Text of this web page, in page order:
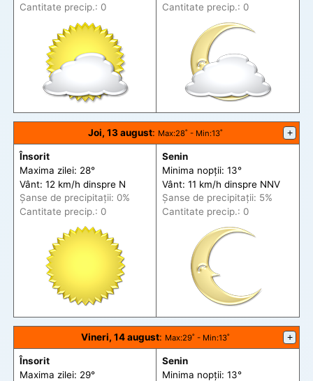
Cantitate precip.: 0
Cantitate precip.: 0
Joi, 13 august: Max:28˚ - Min:13˚ +
Însorit
Maxima zilei: 28°
Vânt: 12 km/h dinspre N
Șanse de precipitații: 0%
Cantitate precip.: 0
Senin
Minima nopții: 13°
Vânt: 11 km/h dinspre NNV
Șanse de precipitații: 5%
Cantitate precip.: 0
Vineri, 14 august: Max:29˚ - Min:13˚ +
Însorit
Maxima zilei: 29°
Senin
Minima nopții: 13°